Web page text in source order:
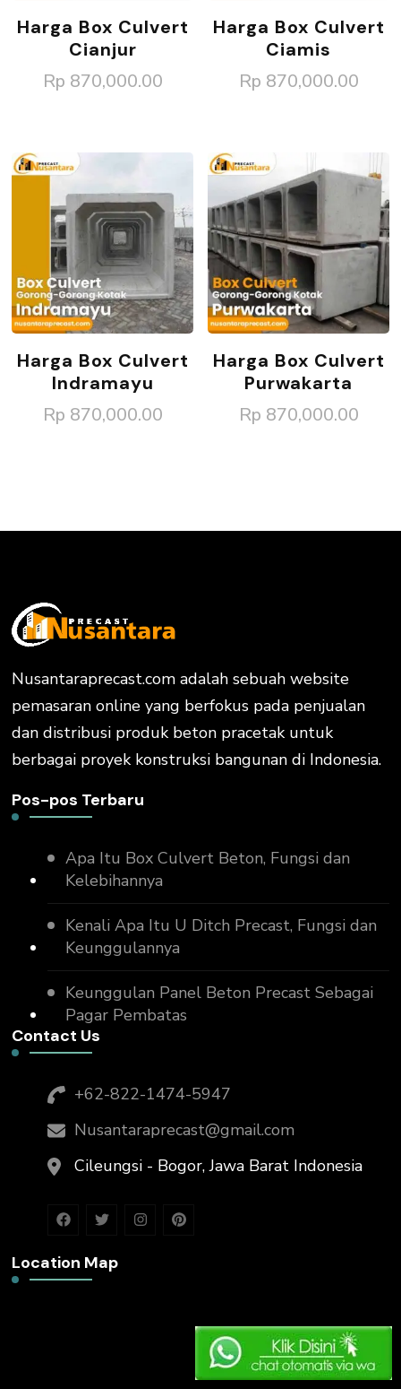
Harga Box Culvert
Cianjur
Rp 870,000.00
Harga Box Culvert
Ciamis
Rp 870,000.00
Harga Box Culvert
Indramayu
Rp 870,000.00
Harga Box Culvert
Purwakarta
Rp 870,000.00
Nusantaraprecast.com adalah sebuah website
pemasaran online yang berfokus pada penjualan
dan distribusi produk beton pracetak untuk
berbagai proyek konstruksi bangunan di Indonesia.
Pos-pos Terbaru
Apa Itu Box Culvert Beton, Fungsi dan
Kelebihannya
Kenali Apa Itu U Ditch Precast, Fungsi dan
Keunggulannya
Keunggulan Panel Beton Precast Sebagai
Pagar Pembatas
Contact Us
+62-822-1474-5947
Nusantaraprecast@gmail.com
Cileungsi - Bogor, Jawa Barat Indonesia
Location Map